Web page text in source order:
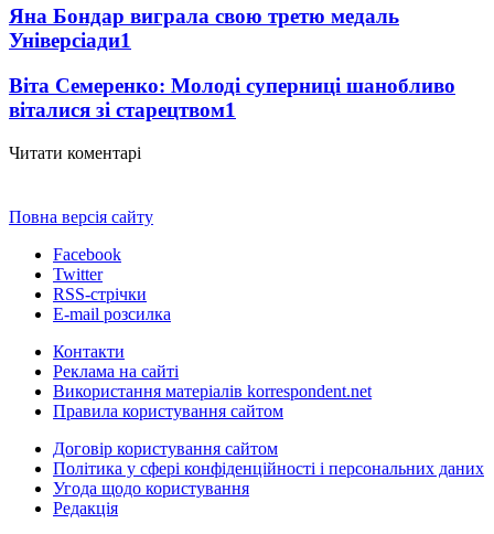
Яна Бондар виграла свою третю медаль
Універсіади1
Віта Семеренко: Молоді суперниці шанобливо
віталися зі старецтвом1
Читати коментарі
Повна версія сайту
Facebook
Twitter
RSS-стрічки
E-mail розсилка
Контакти
Реклама на сайті
Використання матеріалів korrespondent.net
Правила користування сайтом
Договір користування сайтом
Політика у сфері конфіденційності і персональних даних
Угода щодо користування
Редакція